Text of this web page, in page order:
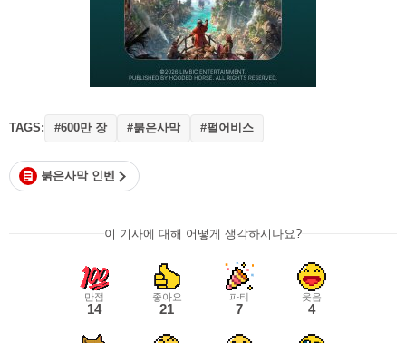
TAGS: #600만 장 #붉은사막 #펄어비스
붉은사막 인벤
이 기사에 대해 어떻게 생각하시나요?
만점
14
좋아요
21
파티
7
웃음
4